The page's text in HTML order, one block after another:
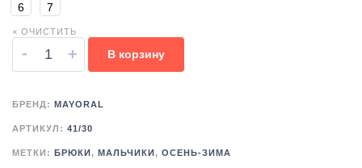
6 7
× ОЧИСТИТЬ
- + В корзину
БРЕНД: MAYORAL
АРТИКУЛ: 41/30
МЕТКИ: БРЮКИ , МАЛЬЧИКИ , ОСЕНЬ-ЗИМА